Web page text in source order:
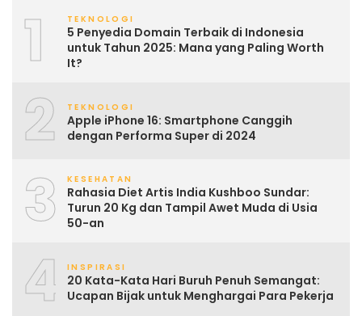
1 TEKNOLOGI
5 Penyedia Domain Terbaik di Indonesia
untuk Tahun 2025: Mana yang Paling Worth
It?
2 TEKNOLOGI
Apple iPhone 16: Smartphone Canggih
dengan Performa Super di 2024
3 KESEHATAN
Rahasia Diet Artis India Kushboo Sundar:
Turun 20 Kg dan Tampil Awet Muda di Usia
50-an
4 INSPIRASI
20 Kata-Kata Hari Buruh Penuh Semangat:
Ucapan Bijak untuk Menghargai Para Pekerja